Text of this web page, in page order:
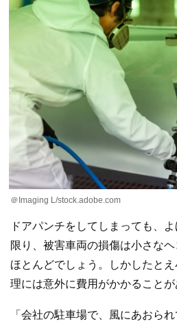
＠Imaging L/stock.adobe.com
ドアパンチをしてしまっても、
限り、被害車両の損傷は小さな
ほとんどでしょう。しかしたと
理には意外に費用がかかることが
「会社の駐車場で、風にあおら